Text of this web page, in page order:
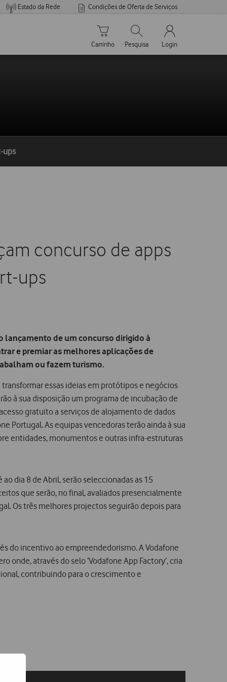
Estado da Rede Condições de Oferta de Serviços
Carrinho de compras
Carrinho
Pesquisar
Pesquisa
My Vodafone
Login
ups
concurso de apps
ups
lançamento de um concurso dirigido à
e premiar as melhores aplicações de
ou fazem turismo.
essas ideias em protótipos e negócios
à sua disposição um programa de incubação de
gratuito a serviços de alojamento de dados
Portugal. As equipas vencedoras terão ainda à sua
entidades, monumentos e outras infra-estruturas
dia 8 de Abril, serão seleccionadas as 15
que serão, no final, avaliados presencialmente
Os três melhores projectos seguirão depois para
do incentivo ao empreendedorismo. A Vodafone
através do selo ‘Vodafone App Factory’, cria
contribuindo para o crescimento e